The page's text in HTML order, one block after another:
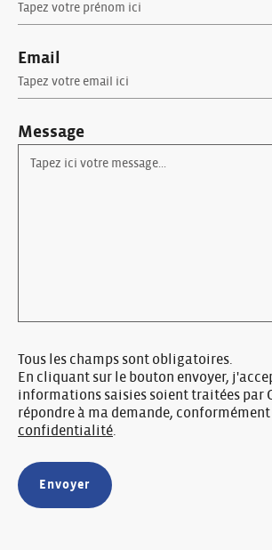
Email
Message
Tous les champs sont obligatoires.
En cliquant sur le bouton envoyer,
informations saisies soient traitées par
répondre à ma demande,
confidentialité.